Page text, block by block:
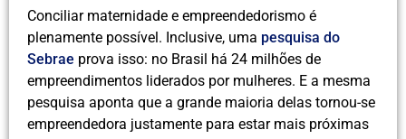
Conciliar maternidade e empreendedorismo é
plenamente possível. Inclusive, uma pesquisa do
Sebrae prova isso: no Brasil há 24 milhões de
empreendimentos liderados por mulheres. E a mesma
pesquisa aponta que a grande maioria delas tornou-se
empreendedora justamente para estar mais próximas